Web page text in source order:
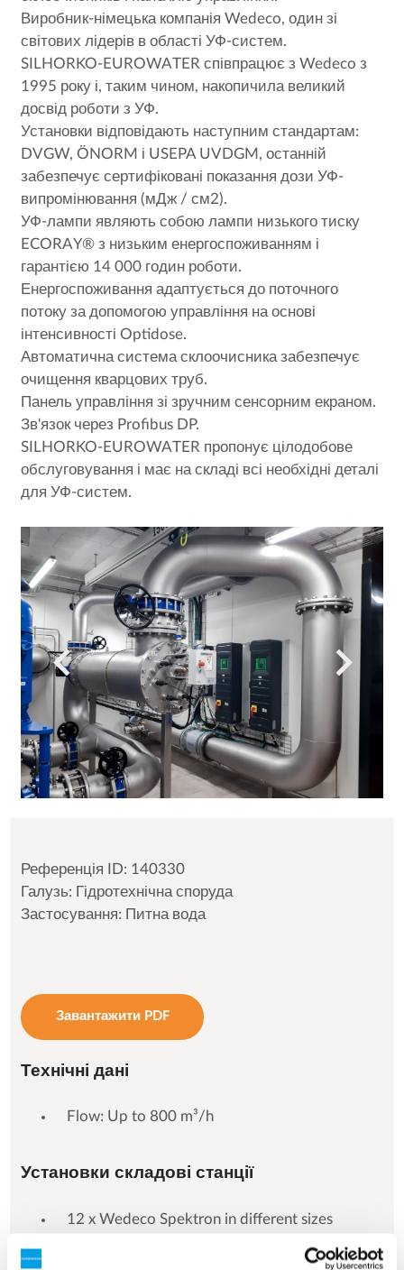
Виробник-німецька компанія Wedeco, один зі
світових лідерів в області УФ-систем.
SILHORKO-EUROWATER співпрацює з Wedeco з
1995 року і, таким чином, накопичила великий
досвід роботи з УФ.
Установки відповідають наступним стандартам:
DVGW, ÖNORM і USEPA UVDGM, останній
забезпечує сертифіковані показання дози УФ-
випромінювання (мДж / см2).
УФ-лампи являють собою лампи низького тиску
ECORAY® з низьким енергоспоживанням і
гарантією 14 000 годин роботи.
Енергоспоживання адаптується до поточного
потоку за допомогою управління на основі
інтенсивності Optidose.
Автоматична система склоочисника забезпечує
очищення кварцових труб.
Панель управління зі зручним сенсорним екраном.
Зв'язок через Profibus DP.
SILHORKO-EUROWATER пропонує цілодобове
обслуговування і має на складі всі необхідні деталі
для УФ-систем.
Референція ID: 140330
Галузь: Гідротехнічна споруда
Застосування: Питна вода
Завантажити PDF
Технічні дані
Flow: Up to 800 m³/h
Установки складові станції
12 x Wedeco Spektron in different sizes